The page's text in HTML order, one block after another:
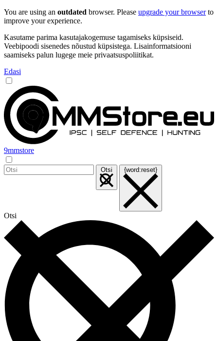
You are using an outdated browser. Please upgrade your browserto
improve your experience.
Kasutame parima kasutajakogemuse tagamiseks küpsiseid.
Veebipoodi sisenedes nõustud küpsistega. Lisainformatsiooni
saamiseks palun lugege meie privaatsuspoliitikat.
Edasi
9mmstore
Otsi {word:reset}
Otsi